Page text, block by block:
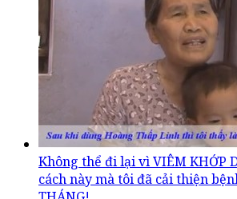
Không thể đi lại vì VIÊM KHỚP
cách này mà tôi đã cải thiện